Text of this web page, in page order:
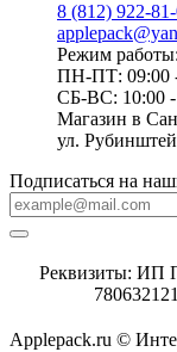
8 (812) 922-
Режим работы:
ПН-ПТ: 09:00
СБ-ВС: 10:00 -
Магазин в
ул.
Подписаться на
Реквизиты: ИП
Applepack.ru ©